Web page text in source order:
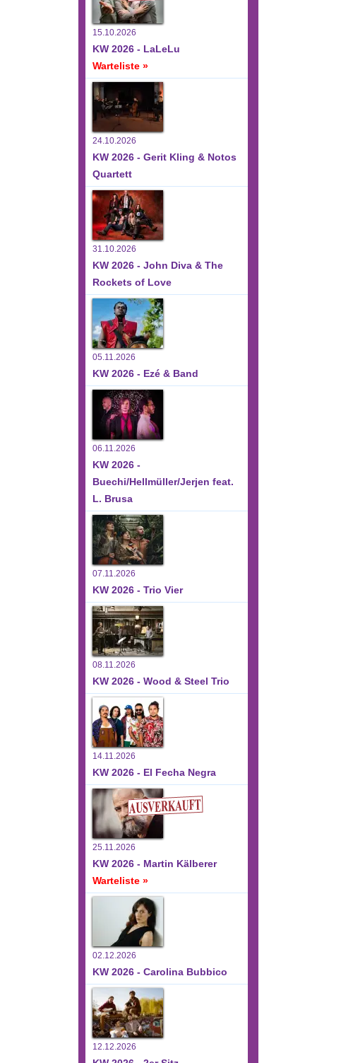
15.10.2026
KW 2026 - LaLeLu
Warteliste »
24.10.2026
KW 2026 - Gerit Kling & Notos
Quartett
31.10.2026
KW 2026 - John Diva & The
Rockets of Love
05.11.2026
KW 2026 - Ezé & Band
06.11.2026
KW 2026 -
Buechi/Hellmüller/Jerjen feat.
L. Brusa
07.11.2026
KW 2026 - Trio Vier
08.11.2026
KW 2026 - Wood & Steel Trio
14.11.2026
KW 2026 - El Fecha Negra
25.11.2026
KW 2026 - Martin Kälberer
Warteliste »
02.12.2026
KW 2026 - Carolina Bubbico
12.12.2026